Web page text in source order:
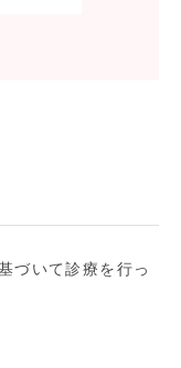
づいて診療を行っ